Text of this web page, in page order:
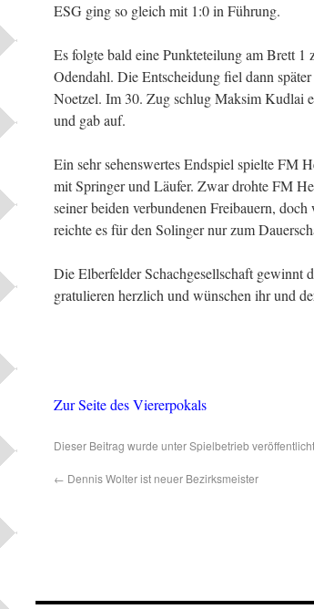
ESG ging so gleich mit 1:0 in Führung.
Es folgte bald eine Punkteteilung am Brett
Odendahl. Die Entscheidung fiel dann
Noetzel. Im 30. Zug schlug Maksim Kudlai
und gab auf.
Ein sehr sehenswertes Endspiel spielte FM
mit Springer und Läufer. Zwar drohte FM
seiner beiden verbundenen Freibauern,
reichte es für den Solinger nur zum
Die Elberfelder Schachgesellschaft
gratulieren herzlich und wünschen ihr und
Zur Seite des Viererpokals
Dieser Beitrag wurde unterSpielbetrieb
← Dennis Wolter ist neuer Bezirksmeister